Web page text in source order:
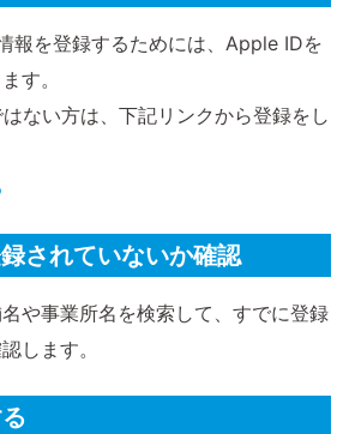
報を登録するためには、Apple IDを
す。
ない方は、下記リンクから登録をし
されていないか確認
や事業所名を検索して、すでに登録
します。